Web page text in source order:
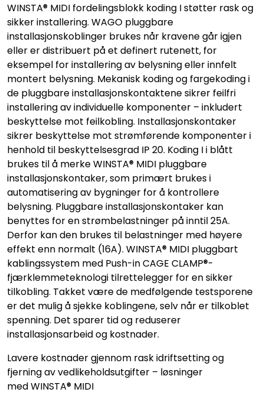
WINSTA® MIDI fordelingsblokk koding I støtter rask og
sikker installering. WAGO pluggbare
installasjonskoblinger brukes når kravene går igjen
eller er distribuert på et definert rutenett, for
eksempel for installering av belysning eller innfelt
montert belysning. Mekanisk koding og fargekoding i
de pluggbare installasjonskontaktene sikrer feilfri
installering av individuelle komponenter – inkludert
beskyttelse mot feilkobling. Installasjonskontaker
sikrer beskyttelse mot strømførende komponenter i
henhold til beskyttelsesgrad IP 20. Koding I i blått
brukes til å merke WINSTA® MIDI pluggbare
installasjonskontaker, som primært brukes i
automatisering av bygninger for å kontrollere
belysning. Pluggbare installasjonskontaker kan
benyttes for en strømbelastninger på inntil 25A.
Derfor kan den brukes til belastninger med høyere
effekt enn normalt (16A). WINSTA® MIDI pluggbart
kablingssystem med Push-in CAGE CLAMP®-
fjærklemmeteknologi tilrettelegger for en sikker
tilkobling. Takket være de medfølgende testsporene
er det mulig å sjekke koblingene, selv når er tilkoblet
spenning. Det sparer tid og reduserer
installasjonsarbeid og kostnader.
Lavere kostnader gjennom rask idriftsetting og
fjerning av vedlikeholdsutgifter – løsninger
med WINSTA® MIDI